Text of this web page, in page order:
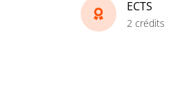
ECTS
2 crédits